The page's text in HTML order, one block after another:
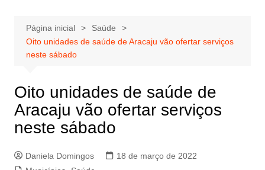
Página inicial
Saúde
Oito unidades de saúde de Aracaju vão ofertar serviços
neste sábado
Oito unidades de saúde de
Aracaju vão ofertar serviços
neste sábado
Daniela Domingos
18 de março de 2022